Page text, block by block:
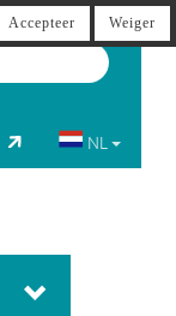
NL
Accepteer Weiger